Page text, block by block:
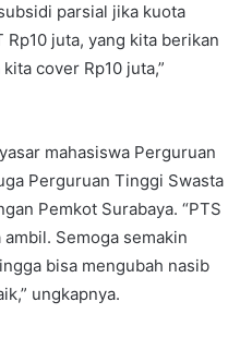
parsial jika kuota
Rp10 juta, yang kita berikan
cover Rp10 juta,”
mahasiswa Perguruan
Perguruan Tinggi Swasta
Pemkot Surabaya. “PTS
Semoga semakin
bisa mengubah nasib
ungkapnya.